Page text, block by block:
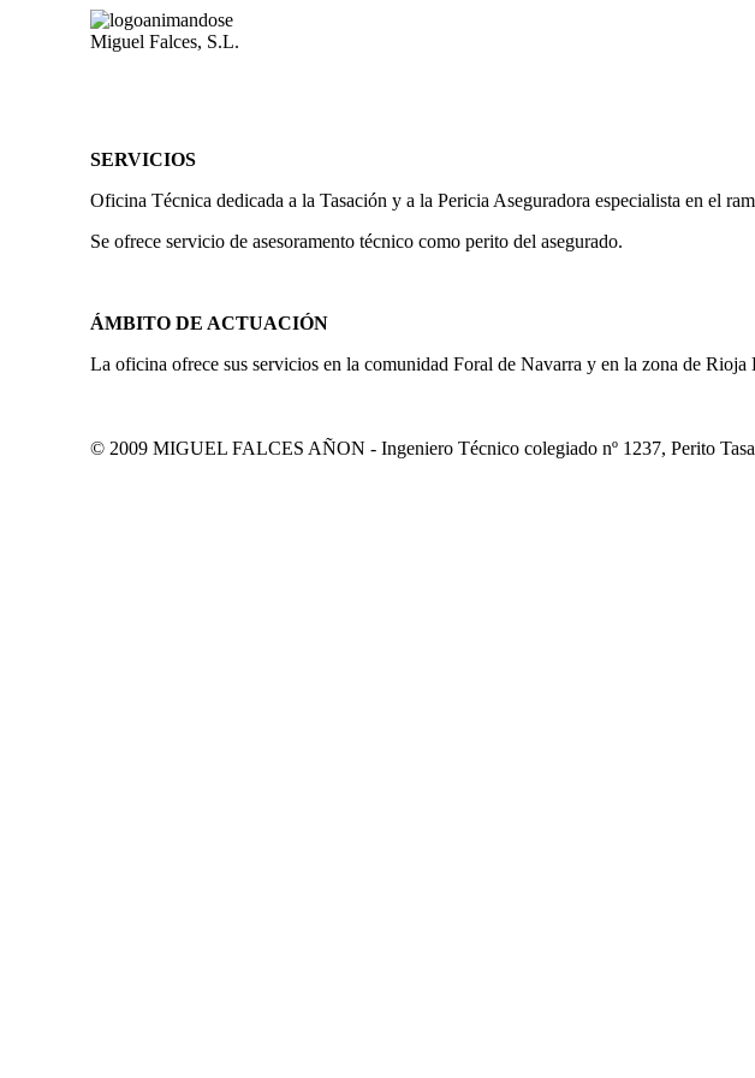
Miguel Falces, S.L.
SERVICIOS
Oficina Técnica dedicada a la Tasación y a la Pericia Aseguradora especialista en el
Se ofrece servicio de asesoramento técnico como perito del asegurado.
ÁMBITO DE ACTUACIÓN
La oficina ofrece sus servicios en la comunidad Foral de Navarra y en la zona de Rioja
© 2009 MIGUEL FALCES AÑON - Ingeniero Técnico colegiado nº 1237, Perito